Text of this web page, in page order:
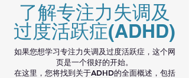
了解专注力失调及
过度活跃症(ADHD)
如果您想学习专注力失调及过度活跃症，这个网
页是一个很好的开始。
在这里，您将找到关于ADHD的全面概述，包括